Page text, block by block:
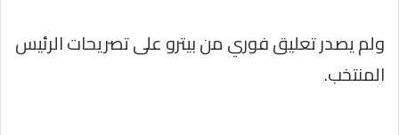
ولم يصدر تعليق فوري من بيترو على تصريحات الرئيس
المنتخب.